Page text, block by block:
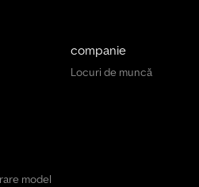
model
companie
Locuri de muncă